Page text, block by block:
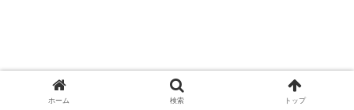
ホーム 検索 トップ